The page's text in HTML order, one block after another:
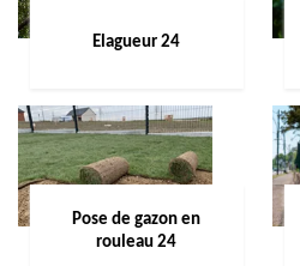
Elagueur 24
Pose de gazon en
rouleau 24